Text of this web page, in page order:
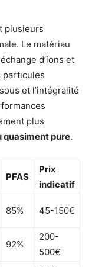
plusieurs
Le matériau
d’ions et
particules
et l’intégralité
plus
quasiment pure.
PFAS
Prix
indicatif
85% 45-150€
92%
200-
500€